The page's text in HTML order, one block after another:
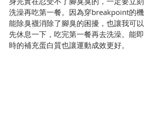
洗澡再吃第一餐。因為穿breakpoint的機
能除臭襪消除了腳臭的困擾，也讓我可以
先休息一下，吃完第一餐再去洗澡。能即
時的補充蛋白質也讓運動成效更好。